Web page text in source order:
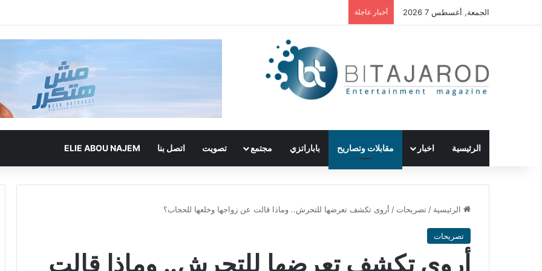
الجمعة, أغسطس 7 2026 أخبار عاجلة
الرئيسية اخبار مقابلات وتصاريح باباراتزي مجتمع تصويت اتصل بنا ELIE ABOU NAJEM
الرئيسية / تصريحات / أروى تكشف تعرضها للتحرش.. وماذا قالت عن زواجها وخلعها للحجاب؟
تصريحات
أروى تكشف تعرضها للتحرش.. وماذا قالت